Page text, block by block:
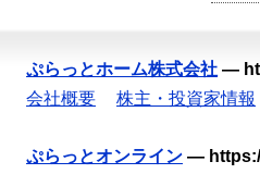
ぷらっとホーム株式会社 —
会社概要
株主・投資家情報
ぷらっとオンライン —